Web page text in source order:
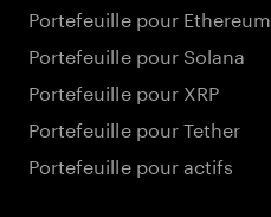
Portefeuille pour Ethereum
Portefeuille pour Solana
Portefeuille pour XRP
Portefeuille pour Tether
Portefeuille pour actifs